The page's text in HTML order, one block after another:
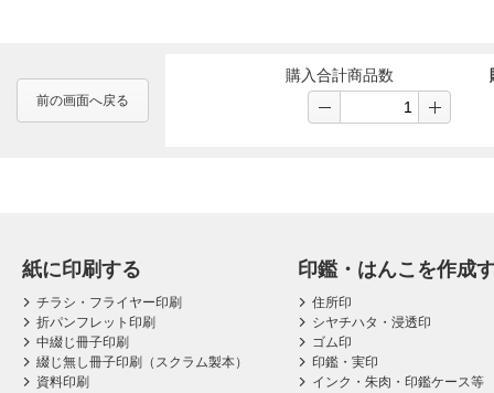
前の画面へ戻る
購入合計商品数
紙に印刷する
チラシ・フライヤー印刷
折パンフレット印刷
中綴じ冊子印刷
綴じ無し冊子印刷（スクラム製本）
資料印刷
印鑑・はんこを作成
住所印
シヤチハタ・浸透印
ゴム印
印鑑・実印
インク・朱肉・印鑑ケース等